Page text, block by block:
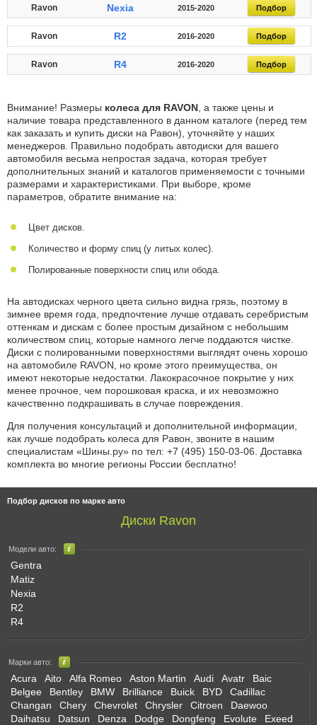
Подбор дисков по марке авто
Диски Ravon
Модели авто:
Gentra
Matiz
Nexia
R2
R4
Марки авто:
Acura Aito Alfa Romeo Aston Martin Audi Avatr
Baic
Belgee
Bentley BMW Brilliance Buick BYD
Cadillac
Changan
Chery Chevrolet Chrysler Citroen
Daewoo
Daihatsu
Datsun Denza Dodge Dongfeng Evolute Exeed
Ravon Nexia 2015-2020 Подбор
Ravon R2 2016-2020 Подбор
Ravon R4 2016-2020 Подбор
Внимание! Размеры колеса для RAVON , а также цены и
наличие товара представленного в данном каталоге (перед тем
как заказать и купить диски на Равон), уточняйте у наших
менеджеров. Правильно подобрать автодиски для вашего
автомобиля весьма непростая задача, которая требует
дополнительных знаний и каталогов применяемости с точными
размерами и характеристиками. При выборе, кроме
параметров, обратите внимание на:
Цвет дисков.
Количество и форму спиц (у литых колес).
Полированные поверхности спиц или обода.
На автодисках черного цвета сильно видна грязь, поэтому в
зимнее время года, предпочтение лучше отдавать серебристым
оттенкам и дискам с более простым дизайном с небольшим
количеством спиц, которые намного легче поддаются чистке.
Диски с полированными поверхностями выглядят очень хорошо
на автомобиле RAVON, но кроме этого преимущества, он
имеют некоторые недостатки. Лакокрасочное покрытие у них
менее прочное, чем порошковая краска, и их невозможно
качественно подкрашивать в случае повреждения.
Для получения консультаций и дополнительной информации,
как лучше подобрать колеса для Равон, звоните в нашим
специалистам «Шины.ру» по тел: +7 (495) 150-03-06 . Доставка
комплекта во многие регионы России бесплатно!